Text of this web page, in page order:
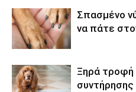
Σπασμένο
να πάτε
Ξηρά τροφή
συντήρησης